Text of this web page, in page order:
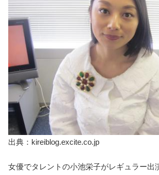
出典：kireiblog.excite.co.jp
女優でタレントの小池栄子がレギュラー出